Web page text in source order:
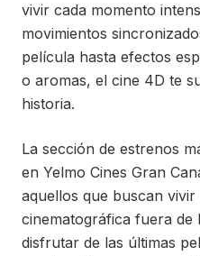
vivir cada momento
movimientos
película hasta efectos
o aromas, el cine 4D te
historia.
La sección de estrenos
en Yelmo Cines Gran
aquellos que buscan
cinematográfica fuera de
disfrutar de las últimas